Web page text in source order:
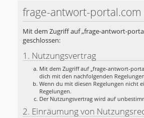
frage-antwort-portal.com
Mit dem Zugriff auf „frage-antwort-
geschlossen:
1. Nutzungsvertrag
Mit dem Zugriff auf „frage-antwort-
dich mit den nachfolgenden
Wenn du mit diesen Regelungen nicht
Regelungen.
Der Nutzungsvertrag wird auf
2. Einräumung von